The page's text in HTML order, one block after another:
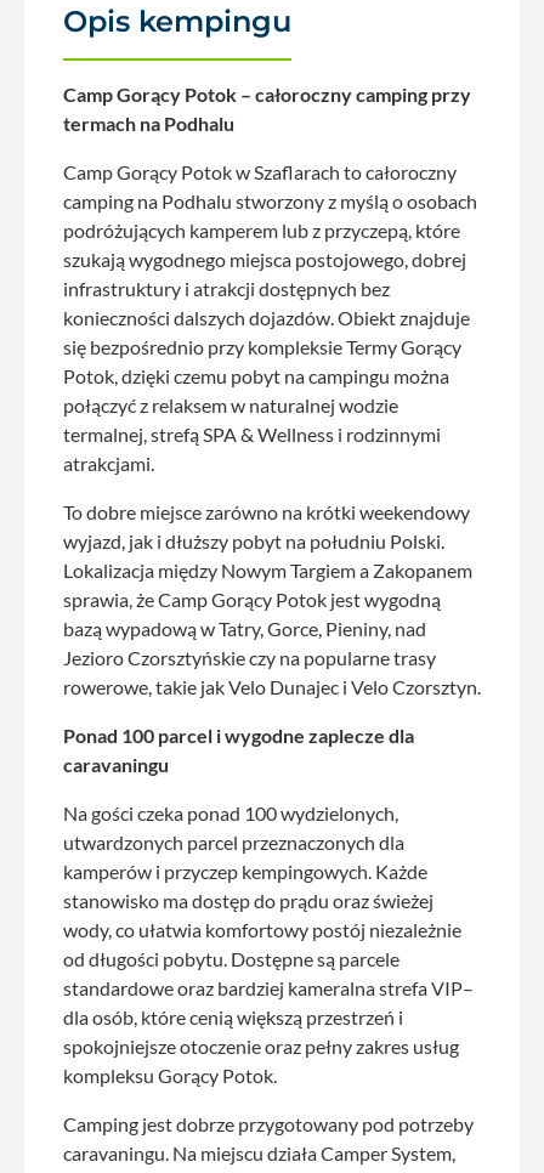
Opis kempingu
Camp Gorący Potok – całoroczny camping przy
termach na Podhalu
Camp Gorący Potok w Szaflarach to całoroczny
camping na Podhalu stworzony z myślą o osobach
podróżujących kamperem lub z przyczepą, które
szukają wygodnego miejsca postojowego, dobrej
infrastruktury i atrakcji dostępnych bez
konieczności dalszych dojazdów. Obiekt znajduje
się bezpośrednio przy kompleksie Termy Gorący
Potok, dzięki czemu pobyt na campingu można
połączyć z relaksem w naturalnej wodzie
termalnej, strefą SPA & Wellness i rodzinnymi
atrakcjami.
To dobre miejsce zarówno na krótki weekendowy
wyjazd, jak i dłuższy pobyt na południu Polski.
Lokalizacja między Nowym Targiem a Zakopanem
sprawia, że Camp Gorący Potok jest wygodną
bazą wypadową w Tatry, Gorce, Pieniny, nad
Jezioro Czorsztyńskie czy na popularne trasy
rowerowe, takie jak Velo Dunajec i Velo Czorsztyn.
Ponad 100 parcel i wygodne zaplecze dla
caravaningu
Na gości czeka ponad 100 wydzielonych,
utwardzonych parcel przeznaczonych dla
kamperów i przyczep kempingowych. Każde
stanowisko ma dostęp do prądu oraz świeżej
wody, co ułatwia komfortowy postój niezależnie
od długości pobytu. Dostępne są parcele
standardowe oraz bardziej kameralna strefa VIP–
dla osób, które cenią większą przestrzeń i
spokojniejsze otoczenie oraz pełny zakres usług
kompleksu Gorący Potok.
Camping jest dobrze przygotowany pod potrzeby
caravaningu. Na miejscu działa Camper System,